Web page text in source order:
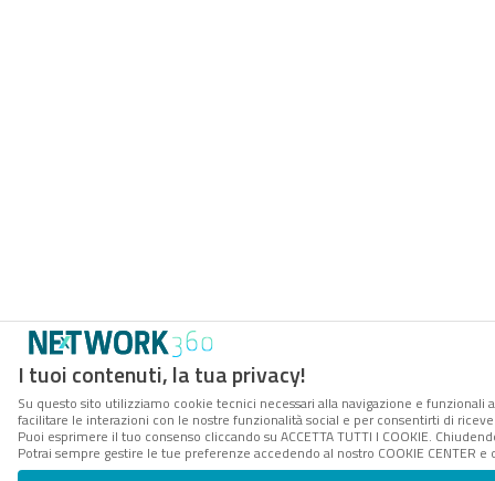
I tuoi contenuti, la tua privacy!
Su questo sito utilizziamo cookie tecnici necessari alla navigazione e
facilitare le interazioni con le nostre funzionalità social e per consentirti di
Puoi esprimere il tuo consenso cliccando su ACCETTA TUTTI I COOKIE.
Potrai sempre gestire le tue preferenze accedendo al nostro COOKIE